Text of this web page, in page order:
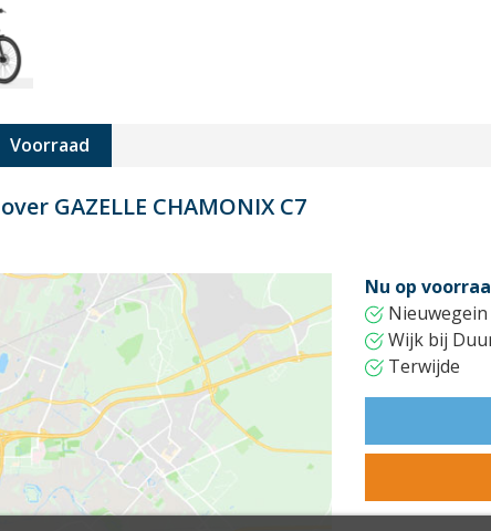
Voorraad
GAZELLE CHAMONIX C7
Nu op
Nieuwegein
Wijk bij
Terwijde